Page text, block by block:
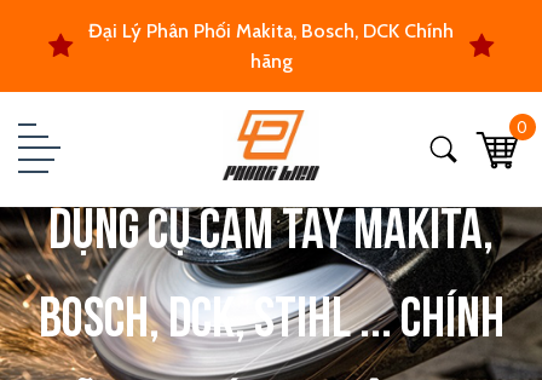
Đại Lý Phân Phối Makita, Bosch, DCK Chính
hãng
0
Dụng cụ cầm tay Makita,
Bosch, DCK, Stihl ... chính